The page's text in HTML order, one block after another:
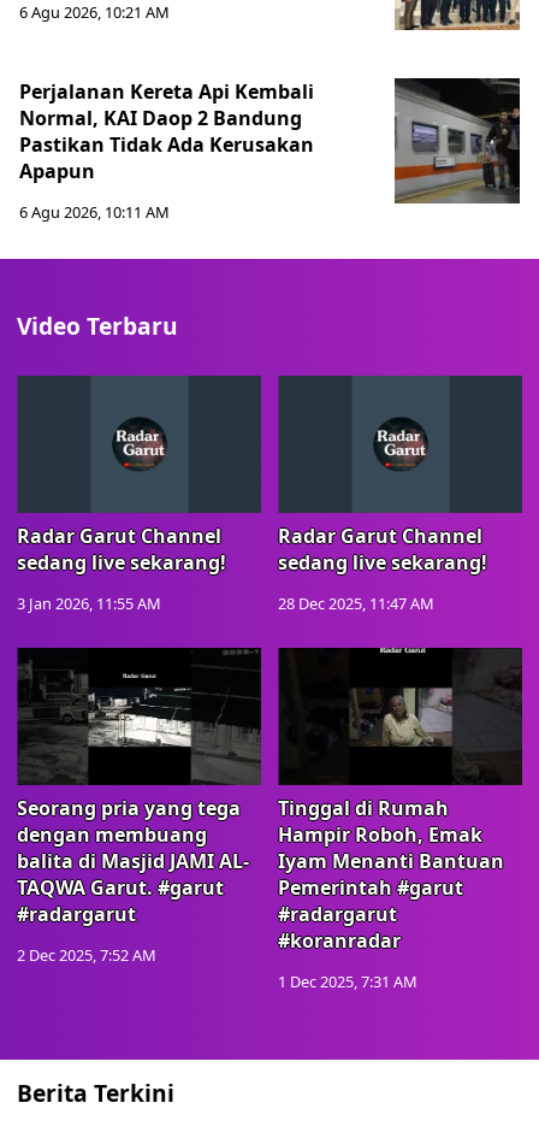
6 Agu 2026, 10:21 AM
Perjalanan Kereta Api Kembali
Normal, KAI Daop 2 Bandung
Pastikan Tidak Ada Kerusakan
Apapun
6 Agu 2026, 10:11 AM
Video Terbaru
Radar Garut Channel
sedang live sekarang!
3 Jan 2026, 11:55 AM
Radar Garut Channel
sedang live sekarang!
28 Dec 2025, 11:47 AM
Seorang pria yang tega
dengan membuang
balita di Masjid JAMI AL-
TAQWA Garut. #garut
#radargarut
2 Dec 2025, 7:52 AM
Tinggal di Rumah
Hampir Roboh, Emak
Iyam Menanti Bantuan
Pemerintah #garut
#radargarut
#koranradar
1 Dec 2025, 7:31 AM
Berita Terkini